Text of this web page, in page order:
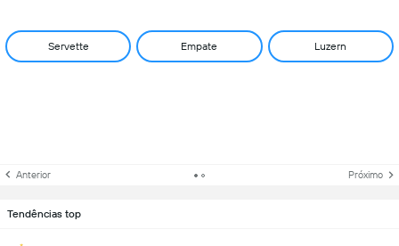
Servette Empate Luzern
Anterior Próximo
Tendências top